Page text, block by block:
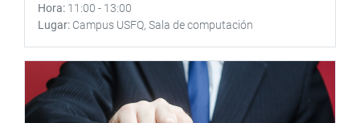
Hora 11:00 - 13:00
Lugar Campus USFQ, Sala de computación